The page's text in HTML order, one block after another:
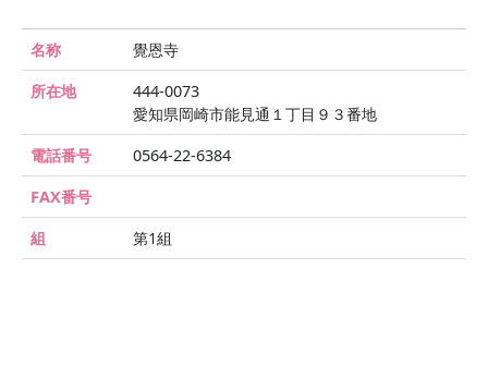
名称
覺恩寺
所在地
444-0073
愛知県岡崎市能見通１丁目９３番地
電話番号
0564-22-6384
FAX番号
組
第1組